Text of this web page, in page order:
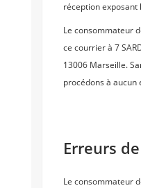
réception
Le consommateur
ce courrier à 7
13006 Marseille.
procédons à aucun
Erreurs
Le consommateur